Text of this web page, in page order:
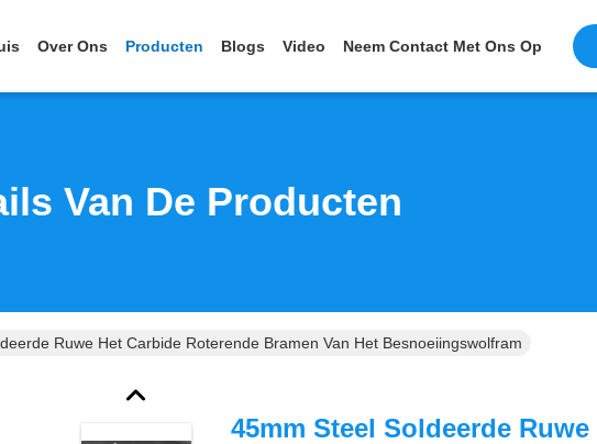
Over Ons Producten Blogs Video Neem Contact Met Ons Op
Van De Producten
Ruwe Het Carbide Roterende Bramen Van Het Besnoeiingswolfram
45mm Steel Soldeerde